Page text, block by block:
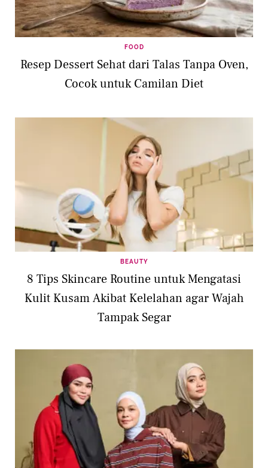
FOOD
Resep Dessert Sehat dari Talas Tanpa Oven,
Cocok untuk Camilan Diet
BEAUTY
8 Tips Skincare Routine untuk Mengatasi
Kulit Kusam Akibat Kelelahan agar Wajah
Tampak Segar